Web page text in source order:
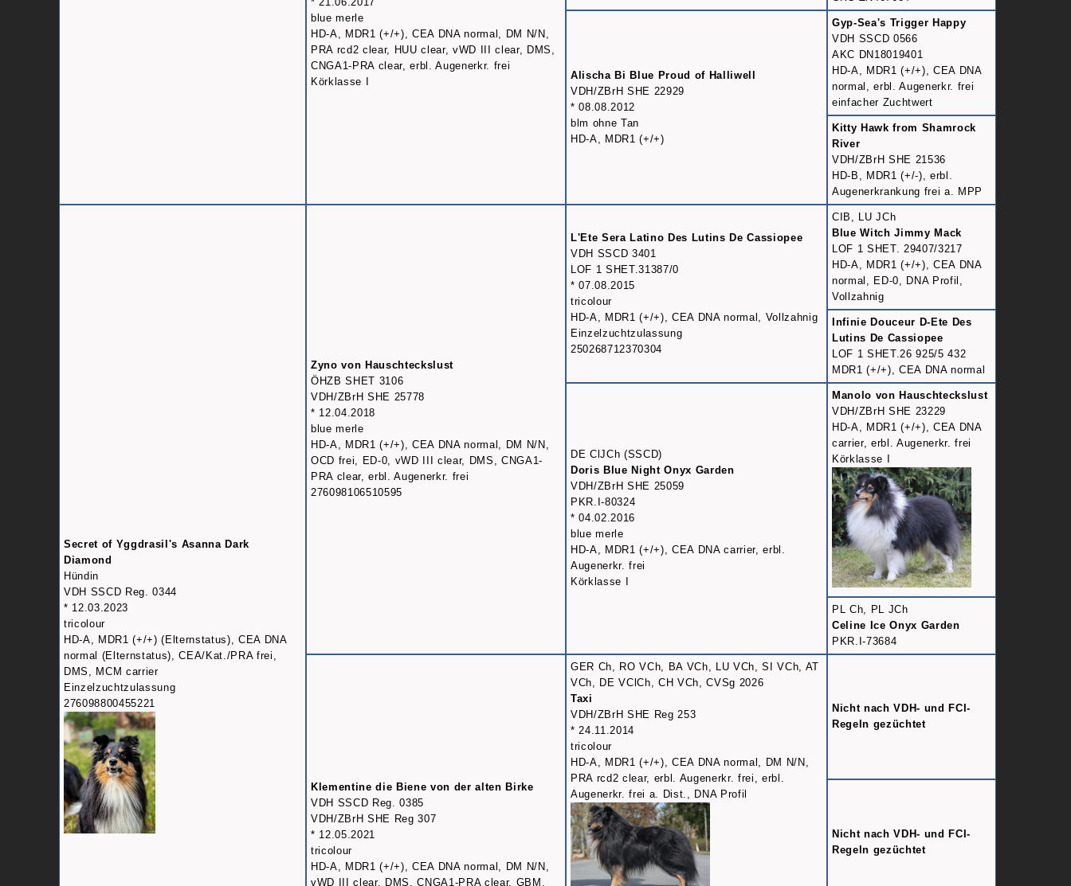
blue merle
HD-A, MDR1 (+/+), CEA DNA normal, DM N/N,
PRA rcd2 clear, HUU clear, vWD III clear, DMS,
CNGA1-PRA clear, erbl. Augenerkr. frei
Körklasse I
Alischa Bi Blue Proud of Halliwell
VDH/ZBrH SHE 22929
* 08.08.2012
blm ohne Tan
HD-A, MDR1 (+/+)
Gyp-Sea's Trigger Happy
VDH SSCD 0566
AKC DN18019401
HD-A, MDR1 (+/+), CEA DNA
normal, erbl. Augenerkr. frei
einfacher Zuchtwert
Kitty Hawk from Shamrock
River
VDH/ZBrH SHE 21536
HD-B, MDR1 (+/-), erbl.
Augenerkrankung frei a. MPP
Secret of Yggdrasil's Asanna Dark
Diamond
Hündin
VDH SSCD Reg. 0344
* 12.03.2023
tricolour
HD-A, MDR1 (+/+) (Elternstatus), CEA DNA
normal (Elternstatus), CEA/Kat./PRA frei,
DMS, MCM carrier
Einzelzuchtzulassung
276098800455221
Zyno von Hauschteckslust
ÖHZB SHET 3106
VDH/ZBrH SHE 25778
* 12.04.2018
blue merle
HD-A, MDR1 (+/+), CEA DNA normal, DM N/N,
OCD frei, ED-0, vWD III clear, DMS, CNGA1-
PRA clear, erbl. Augenerkr. frei
276098106510595
L'Ete Sera Latino Des Lutins De Cassiopee
VDH SSCD 3401
LOF 1 SHET.31387/0
* 07.08.2015
tricolour
HD-A, MDR1 (+/+), CEA DNA normal, Vollzahnig
Einzelzuchtzulassung
250268712370304
CIB, LU JCh
Blue Witch Jimmy Mack
LOF 1 SHET. 29407/3217
HD-A, MDR1 (+/+), CEA DNA
normal, ED-0, DNA Profil,
Vollzahnig
Infinie Douceur D-Ete Des
Lutins De Cassiopee
LOF 1 SHET.26 925/5 432
MDR1 (+/+), CEA DNA normal
DE ClJCh (SSCD)
Doris Blue Night Onyx Garden
VDH/ZBrH SHE 25059
PKR.I-80324
* 04.02.2016
blue merle
HD-A, MDR1 (+/+), CEA DNA carrier, erbl.
Augenerkr. frei
Körklasse I
Manolo von Hauschteckslust
VDH/ZBrH SHE 23229
HD-A, MDR1 (+/+), CEA DNA
carrier, erbl. Augenerkr. frei
Körklasse I
PL Ch, PL JCh
Celine Ice Onyx Garden
PKR.I-73684
Klementine die Biene von der alten Birke
VDH SSCD Reg. 0385
VDH/ZBrH SHE Reg 307
* 12.05.2021
tricolour
HD-A, MDR1 (+/+), CEA DNA normal, DM N/N,
vWD III clear, DMS, CNGA1-PRA clear, GBM,
GER Ch, RO VCh, BA VCh, LU VCh, SI VCh, AT
VCh, DE VClCh, CH VCh, CVSg 2026
Taxi
VDH/ZBrH SHE Reg 253
* 24.11.2014
tricolour
HD-A, MDR1 (+/+), CEA DNA normal, DM N/N,
PRA rcd2 clear, erbl. Augenerkr. frei, erbl.
Augenerkr. frei a. Dist., DNA Profil
Nicht nach VDH- und FCI-
Regeln gezüchtet
Nicht nach VDH- und FCI-
Regeln gezüchtet